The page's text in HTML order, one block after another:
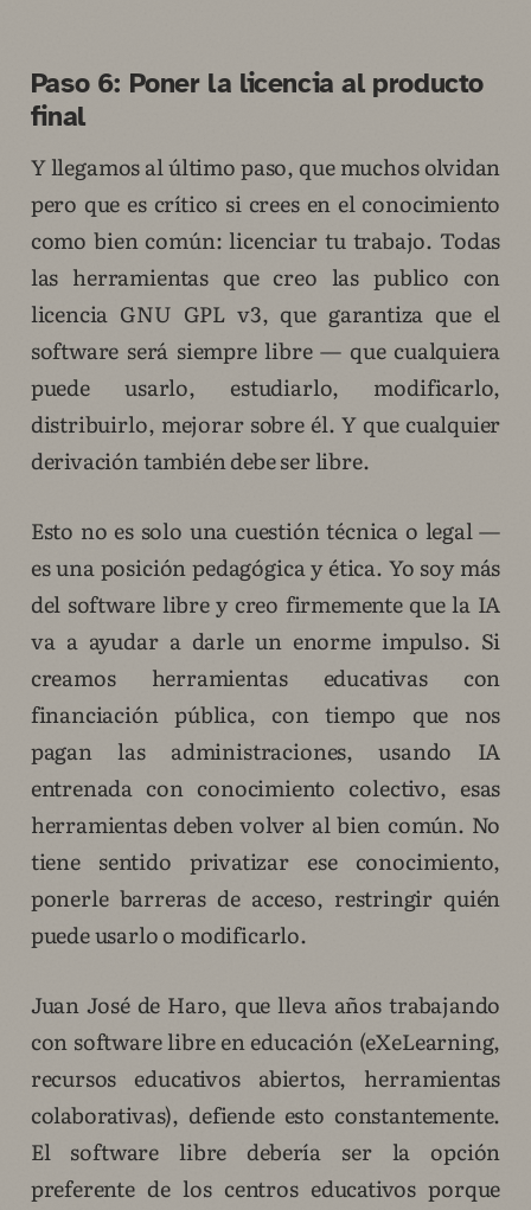
Paso 6: Poner la licencia al producto
final
Y llegamos al último paso, que muchos olvidan
pero que es crítico si crees en el conocimiento
como bien común: licenciar tu trabajo. Todas
las herramientas que creo las publico con
licencia GNU GPL v3, que garantiza que el
software será siempre libre — que cualquiera
puede usarlo, estudiarlo, modificarlo,
distribuirlo, mejorar sobre él. Y que cualquier
derivación también debe ser libre.
Esto no es solo una cuestión técnica o legal —
es una posición pedagógica y ética. Yo soy más
del software libre y creo firmemente que la IA
va a ayudar a darle un enorme impulso. Si
creamos herramientas educativas con
financiación pública, con tiempo que nos
pagan las administraciones, usando IA
entrenada con conocimiento colectivo, esas
herramientas deben volver al bien común. No
tiene sentido privatizar ese conocimiento,
ponerle barreras de acceso, restringir quién
puede usarlo o modificarlo.
Juan José de Haro, que lleva años trabajando
con software libre en educación (eXeLearning,
recursos educativos abiertos, herramientas
colaborativas), defiende esto constantemente.
El software libre debería ser la opción
preferente de los centros educativos porque